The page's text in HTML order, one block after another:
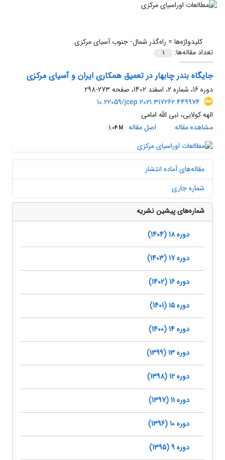
کلیدواژه‌ها = راه‌گذر شمال- جنوب آسیای مرکزی
تعداد مقاله‌ها:
1
جایگاه بندر چابهار در تعمیق همکاری ایران و آسیای مرکزی
دوره 16، شماره 2، اسفند 1402، صفحه
273-298
10.22059/jcep.2021.317262.449974
الهه کولایی، نبی الله امامی
مشاهده مقاله
اصل مقاله 1.04 M
مقاله‌های آماده انتشار
شماره جاری
شماره‌های پیشین نشریه
دوره 18 (1404)
دوره 17 (1403)
دوره 16 (1402)
دوره 15 (1401)
دوره 14 (1400)
دوره 13 (1399)
دوره 12 (1398)
دوره 11 (1397)
دوره 10 (1396)
دوره 9 (1395)